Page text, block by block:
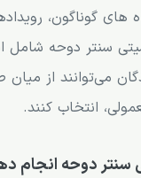
گوناگون،
سنتر دوحه
انتخاب کنند.
سنتر دوحه انجام